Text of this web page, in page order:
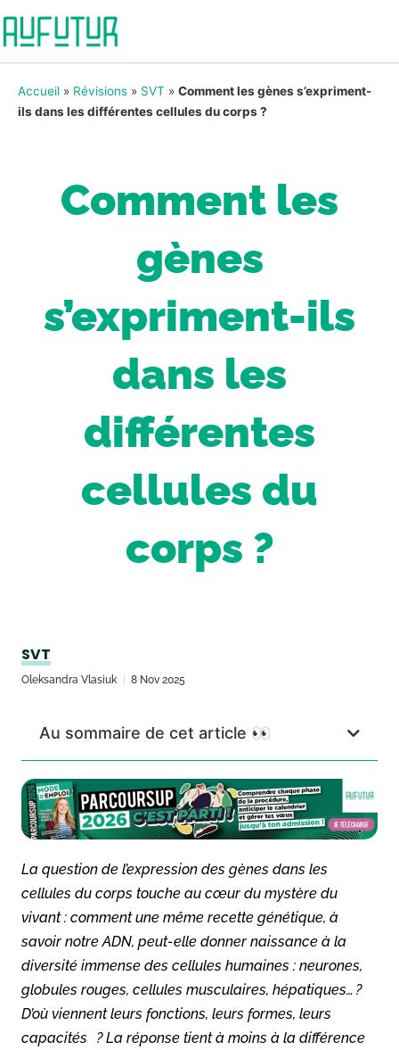
Accueil » Révisions » SVT » Comment les gènes s’expriment-
ils dans les différentes cellules du corps ?
Comment les
gènes
s’expriment-ils
dans les
différentes
cellules du
corps ?
SVT
Oleksandra Vlasiuk 8 Nov 2025
Au sommaire de cet article 👀
La question de l’expression des gènes dans les
cellules du corps touche au cœur du mystère du
vivant : comment une même recette génétique, à
savoir notre ADN, peut-elle donner naissance à la
diversité immense des cellules humaines : neurones,
globules rouges, cellules musculaires, hépatiques… ?
D’où viennent leurs fonctions, leurs formes, leurs
capacités ? La réponse tient à moins à la différence